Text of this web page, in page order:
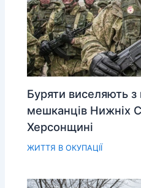
Буряти виселяють з
мешканців Нижніх
Херсонщині
ЖИТТЯ В ОКУПАЦІЇ